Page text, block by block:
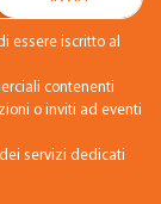
essere iscritto al
contenenti
o inviti ad eventi
servizi dedicati